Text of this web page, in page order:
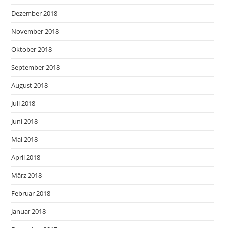
Dezember 2018
November 2018
Oktober 2018
September 2018
August 2018
Juli 2018
Juni 2018
Mai 2018
April 2018
März 2018
Februar 2018
Januar 2018